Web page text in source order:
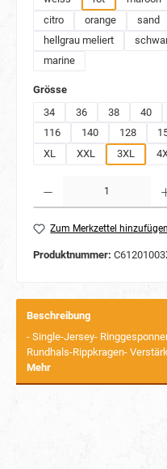
citro
orange sand
hellgrau meliert
marine
Grösseauswählen
34
36 38 40
116
140 128
XL
XXL 3XL
Zum Merkzettel hinzufügen
Produktnummer:
Beschreibung
- Single-Jersey-
Rundhals-Rippkragen-
Mehr